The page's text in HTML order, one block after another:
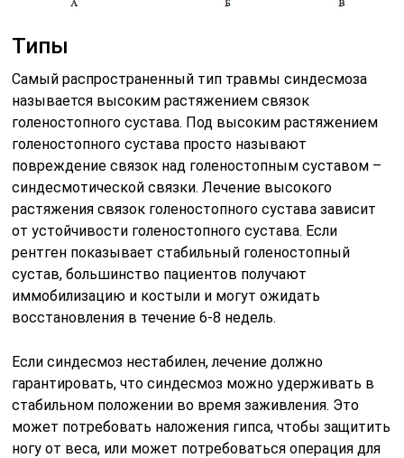
Типы
Самый распространенный тип травмы синдесмоза
называется высоким растяжением связок
голеностопного сустава. Под высоким растяжением
голеностопного сустава просто называют
повреждение связок над голеностопным суставом –
синдесмотической связки. Лечение высокого
растяжения связок голеностопного сустава зависит
от устойчивости голеностопного сустава. Если
рентген показывает стабильный голеностопный
сустав, большинство пациентов получают
иммобилизацию и костыли и могут ожидать
восстановления в течение 6-8 недель.
Если синдесмоз нестабилен, лечение должно
гарантировать, что синдесмоз можно удерживать в
стабильном положении во время заживления. Это
может потребовать наложения гипса, чтобы защитить
ногу от веса, или может потребоваться операция для